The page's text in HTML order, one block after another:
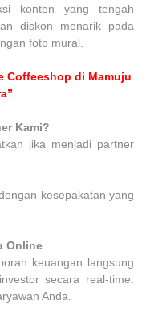
konten yang tengah
diskon menarik pada
foto mural.
Coffeeshop di Mamuju
Kami?
jika menjadi partner
kesepakatan yang
Online
keuangan langsung
secara real-time.
Anda.